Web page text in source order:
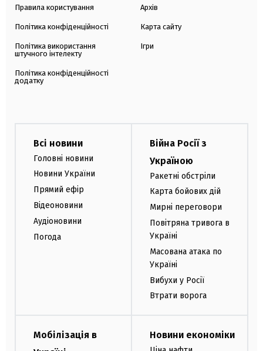
Правила користування
Політика конфіденційності
Політика використання
штучного інтелекту
Політика конфіденційності
додатку
Архів
Карта сайту
Ігри
Всі новини
Головні новини
Новини України
Прямий ефір
Відеоновини
Аудіоновини
Погода
Війна Росії з
Україною
Ракетні обстріли
Карта бойових дій
Мирні переговори
Повітряна тривога в
Україні
Масована атака по
Україні
Вибухи у Росії
Втрати ворога
Мобілізація в
Новини економіки